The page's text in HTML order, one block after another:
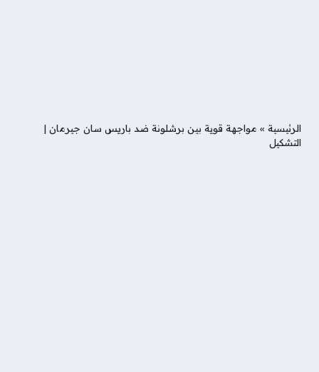
الرئيسية » مواجهة قوية بين برشلونة ضد باريس سان جيرمان |
التشكيل